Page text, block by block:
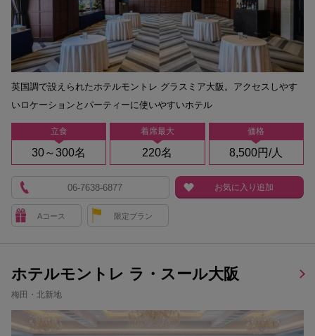
立食
30～300名
着席最大
220名
価格
8,500円/人
英国調で設えられたホテルモントレ グラスミア大阪。アクセスしやす
いロケーションとパーティーに使いやすいホテル
Aコース 限定プラン
06-7638-6877 お気に入り追加
ホテルモントレ ラ・スール大阪
梅田・北新地